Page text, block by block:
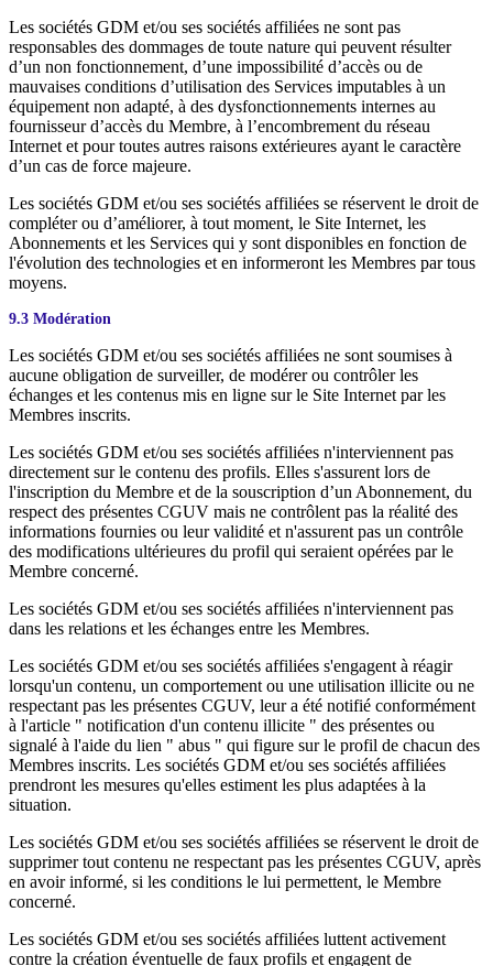
Les sociétés GDM et/ou ses sociétés affiliées ne sont pas
responsables des dommages de toute nature qui peuvent résulter
d’un non fonctionnement, d’une impossibilité d’accès ou de
mauvaises conditions d’utilisation des Services imputables à un
équipement non adapté, à des dysfonctionnements internes au
fournisseur d’accès du Membre, à l’encombrement du réseau
Internet et pour toutes autres raisons extérieures ayant le caractère
d’un cas de force majeure.
Les sociétés GDM et/ou ses sociétés affiliées se réservent le droit de
compléter ou d’améliorer, à tout moment, le Site Internet, les
Abonnements et les Services qui y sont disponibles en fonction de
l'évolution des technologies et en informeront les Membres par tous
moyens.
9.3 Modération
Les sociétés GDM et/ou ses sociétés affiliées ne sont soumises à
aucune obligation de surveiller, de modérer ou contrôler les
échanges et les contenus mis en ligne sur le Site Internet par les
Membres inscrits.
Les sociétés GDM et/ou ses sociétés affiliées n'interviennent pas
directement sur le contenu des profils. Elles s'assurent lors de
l'inscription du Membre et de la souscription d’un Abonnement, du
respect des présentes CGUV mais ne contrôlent pas la réalité des
informations fournies ou leur validité et n'assurent pas un contrôle
des modifications ultérieures du profil qui seraient opérées par le
Membre concerné.
Les sociétés GDM et/ou ses sociétés affiliées n'interviennent pas
dans les relations et les échanges entre les Membres.
Les sociétés GDM et/ou ses sociétés affiliées s'engagent à réagir
lorsqu'un contenu, un comportement ou une utilisation illicite ou ne
respectant pas les présentes CGUV, leur a été notifié conformément
à l'article " notification d'un contenu illicite " des présentes ou
signalé à l'aide du lien " abus " qui figure sur le profil de chacun des
Membres inscrits. Les sociétés GDM et/ou ses sociétés affiliées
prendront les mesures qu'elles estiment les plus adaptées à la
situation.
Les sociétés GDM et/ou ses sociétés affiliées se réservent le droit de
supprimer tout contenu ne respectant pas les présentes CGUV, après
en avoir informé, si les conditions le lui permettent, le Membre
concerné.
Les sociétés GDM et/ou ses sociétés affiliées luttent activement
contre la création éventuelle de faux profils et engagent de